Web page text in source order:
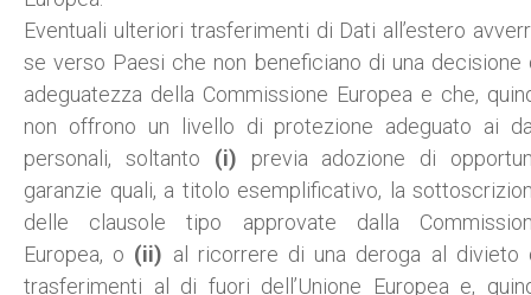
Eventuali ulteriori trasferimenti di Dati all’estero
se verso Paesi che non beneficiano di una decisione
adeguatezza della Commissione Europea e che,
non offrono un livello di protezione adeguato ai
personali, soltanto (i) previa adozione di
garanzie quali, a titolo esemplificativo, la
delle clausole tipo approvate dalla
Europea, o (ii) al ricorrere di una deroga al divieto
trasferimenti al di fuori dell’Unione Europea e,